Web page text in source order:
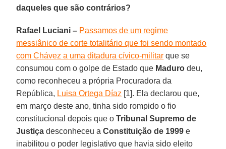
daqueles que são contrários?
Rafael Luciani – Passamos de um regime
messiânico de corte totalitário que foi sendo montado
com Chávez a uma ditadura cívico-militar que se
consumou com o golpe de Estado que Maduro deu,
como reconheceu a própria Procuradora da
República, Luisa Ortega Díaz [1]. Ela declarou que,
em março deste ano, tinha sido rompido o fio
constitucional depois que oTribunal Supremo de
Justiça desconheceu aConstituição de 1999 e
inabilitou o poder legislativo que havia sido eleito